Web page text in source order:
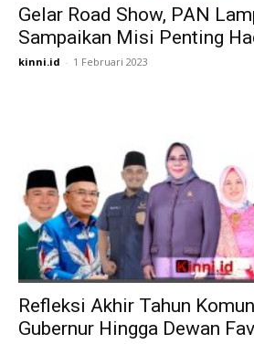
Gelar Road Show, PAN
Sampaikan Misi Penting
kinni.id - 1 Februari 2023
Refleksi Akhir Tahun
Gubernur Hingga Dewan